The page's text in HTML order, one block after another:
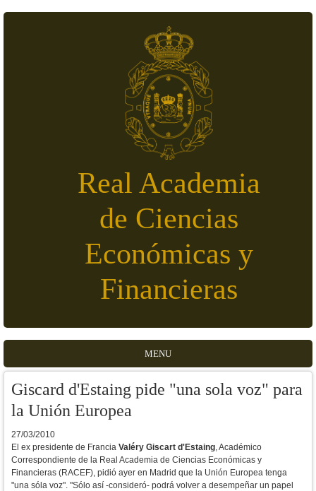
Real Academia
de Ciencias
Económicas y
Financieras
MENU
Giscard d'Estaing pide "una sola voz" para
la Unión Europea
27/03/2010
El ex presidente de Francia Valéry Giscart d'Estaing, Académico
Correspondiente de la Real Academia de Ciencias Económicas y
Financieras (RACEF), pidió ayer en Madrid que la Unión Europea tenga
"una sóla voz". "Sólo así -consideró- podrá volver a desempeñar un papel